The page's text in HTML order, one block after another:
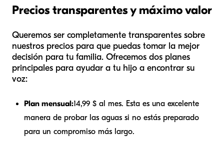
Precios transparentes y máximo valor
Queremos ser completamente transparentes sobre
nuestros precios para que puedas tomar la mejor
decisión para tu familia. Ofrecemos dos planes
principales para ayudar a tu hijo a encontrar su
voz:
Plan mensual:14,99 $ al mes. Esta es una excelente
manera de probar las aguas si no estás preparado
para un compromiso más largo.